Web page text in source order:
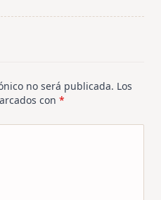
no será publicada. Los
con *